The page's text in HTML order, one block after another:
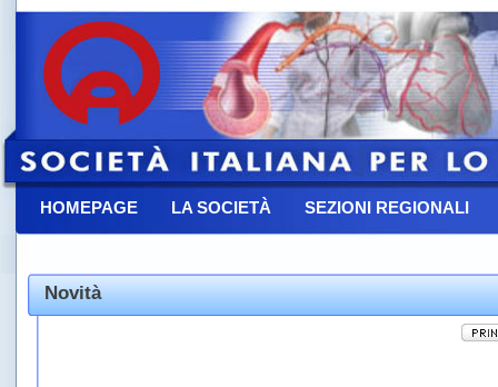
HOMEPAGE LA SOCIETÀ SEZIONI REGIONALI
Novità